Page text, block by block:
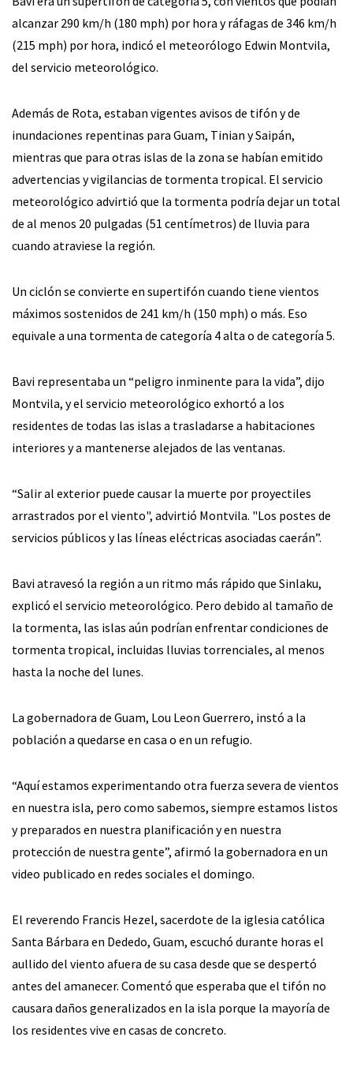
alcanzar 290 km/h (180 mph) por hora y ráfagas de 346 km/h
(215 mph) por hora, indicó el meteorólogo Edwin Montvila,
del servicio meteorológico.
Además de Rota, estaban vigentes avisos de tifón y de
inundaciones repentinas para Guam, Tinian y Saipán,
mientras que para otras islas de la zona se habían emitido
advertencias y vigilancias de tormenta tropical. El servicio
meteorológico advirtió que la tormenta podría dejar un total
de al menos 20 pulgadas (51 centímetros) de lluvia para
cuando atraviese la región.
Un ciclón se convierte en supertifón cuando tiene vientos
máximos sostenidos de 241 km/h (150 mph) o más. Eso
equivale a una tormenta de categoría 4 alta o de categoría 5.
Bavi representaba un “peligro inminente para la vida”, dijo
Montvila, y el servicio meteorológico exhortó a los
residentes de todas las islas a trasladarse a habitaciones
interiores y a mantenerse alejados de las ventanas.
“Salir al exterior puede causar la muerte por proyectiles
arrastrados por el viento", advirtió Montvila. "Los postes de
servicios públicos y las líneas eléctricas asociadas caerán”.
Bavi atravesó la región a un ritmo más rápido que Sinlaku,
explicó el servicio meteorológico. Pero debido al tamaño de
la tormenta, las islas aún podrían enfrentar condiciones de
tormenta tropical, incluidas lluvias torrenciales, al menos
hasta la noche del lunes.
La gobernadora de Guam, Lou Leon Guerrero, instó a la
población a quedarse en casa o en un refugio.
“Aquí estamos experimentando otra fuerza severa de vientos
en nuestra isla, pero como sabemos, siempre estamos listos
y preparados en nuestra planificación y en nuestra
protección de nuestra gente”, afirmó la gobernadora en un
video publicado en redes sociales el domingo.
El reverendo Francis Hezel, sacerdote de la iglesia católica
Santa Bárbara en Dededo, Guam, escuchó durante horas el
aullido del viento afuera de su casa desde que se despertó
antes del amanecer. Comentó que esperaba que el tifón no
causara daños generalizados en la isla porque la mayoría de
los residentes vive en casas de concreto.